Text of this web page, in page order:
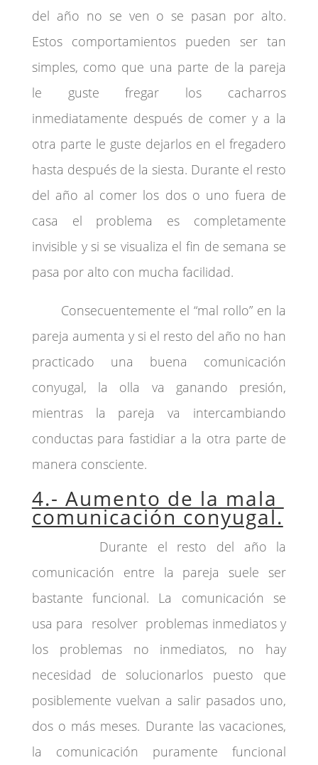
del año no se ven o se pasan por alto.
Estos comportamientos pueden ser tan
simples, como que una parte de la pareja
le guste fregar los cacharros
inmediatamente después de comer y a la
otra parte le guste dejarlos en el fregadero
hasta después de la siesta. Durante el resto
del año al comer los dos o uno fuera de
casa el problema es completamente
invisible y si se visualiza el fin de semana se
pasa por alto con mucha facilidad.
Consecuentemente el “mal rollo” en la
pareja aumenta y si el resto del año no han
practicado una buena comunicación
conyugal, la olla va ganando presión,
mientras la pareja va intercambiando
conductas para fastidiar a la otra parte de
manera consciente.
4.- Aumento de la mala
comunicación conyugal.
Durante el resto del año la
comunicación entre la pareja suele ser
bastante funcional. La comunicación se
usa para resolver problemas inmediatos y
los problemas no inmediatos, no hay
necesidad de solucionarlos puesto que
posiblemente vuelvan a salir pasados uno,
dos o más meses. Durante las vacaciones,
la comunicación puramente funcional